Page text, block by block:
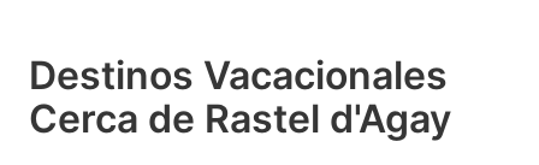
Destinos Vacacionales
Cerca de Rastel d'Agay